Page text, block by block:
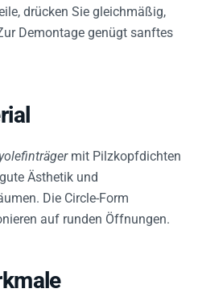
drücken Sie gleichmäßig,
Demontage genügt sanftes
mit Pilzkopfdichten
Ästhetik und
Die Circle-Form
auf runden Öffnungen.